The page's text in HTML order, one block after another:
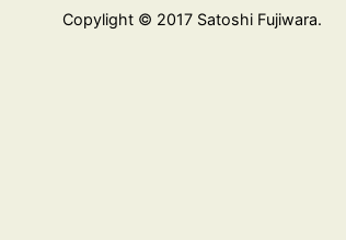
Copylight © 2017 Satoshi Fujiwara.